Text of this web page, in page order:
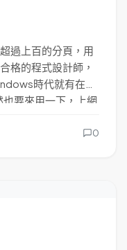
過上百的分頁，用
格的程式設計師，
時代就有在用
要來用一下，上網
0